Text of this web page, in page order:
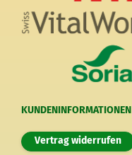
KUNDENINFORMATIONEN
Vertrag widerrufen